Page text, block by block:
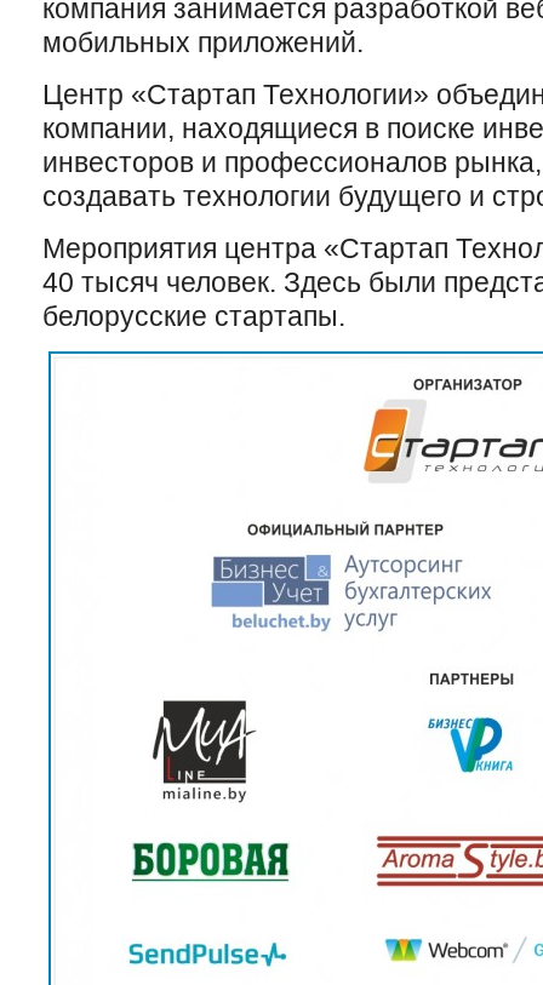
компания занимается разработкой
мобильных приложений.
Центр «Стартап Технологии»
компании, находящиеся в поиске
инвесторов и профессионалов
создавать технологии будущего и
Мероприятия центра «Стартап
40 тысяч человек. Здесь были
белорусские стартапы.